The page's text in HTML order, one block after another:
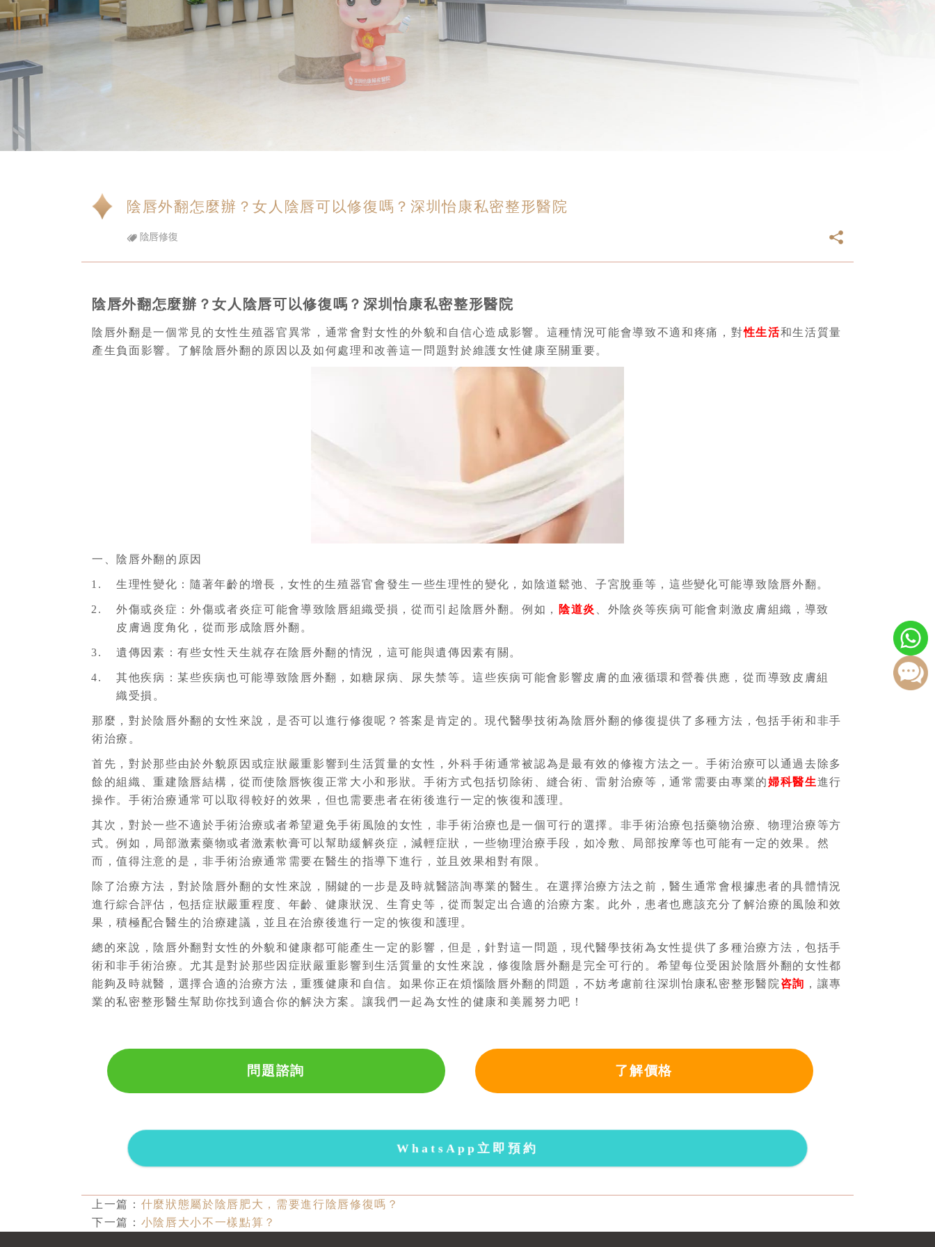
陰唇外翻怎麼辦？女人陰唇可以修復嗎？深圳怡康私密整形醫院
陰唇修復
陰唇外翻怎麼辦？女人陰唇可以修復嗎？深圳怡康私密整形醫院
陰唇外翻是一個常見的女性生殖器官異常，通常會對女性的外貌和自信心造成影響。這種情況可能會導致不適和疼痛，對性生活和生活質量
產生負面影響。了解陰唇外翻的原因以及如何處理和改善這一問題對於維護女性健康至關重要。
一、陰唇外翻的原因
生理性變化：隨著年齡的增長，女性的生殖器官會發生一些生理性的變化，如陰道鬆弛、子宮脫垂等，這些變化可能導致陰唇外翻。
外傷或炎症：外傷或者炎症可能會導致陰唇組織受損，從而引起陰唇外翻。例如， 陰道炎 、外陰炎等疾病可能會刺激皮膚組織，導致
皮膚過度角化，從而形成陰唇外翻。
遺傳因素：有些女性天生就存在陰唇外翻的情況，這可能與遺傳因素有關。
其他疾病：某些疾病也可能導致陰唇外翻，如糖尿病、尿失禁等。這些疾病可能會影響皮膚的血液循環和營養供應，從而導致皮膚組
織受損。
那麼，對於陰唇外翻的女性來說，是否可以進行修復呢？答案是肯定的。現代醫學技術為陰唇外翻的修復提供了多種方法，包括手術和非手
術治療。
首先，對於那些由於外貌原因或症狀嚴重影響到生活質量的女性，外科手術通常被認為是最有效的修複方法之一。手術治療可以通過去除多
餘的組織、重建陰唇結構，從而使陰唇恢復正常大小和形狀。手術方式包括切除術、縫合術、雷射治療等，通常需要由專業的婦科醫生進行
操作。手術治療通常可以取得較好的效果，但也需要患者在術後進行一定的恢復和護理。
其次，對於一些不適於手術治療或者希望避免手術風險的女性，非手術治療也是一個可行的選擇。非手術治療包括藥物治療、物理治療等方
式。例如，局部激素藥物或者激素軟膏可以幫助緩解炎症，減輕症狀，一些物理治療手段，如冷敷、局部按摩等也可能有一定的效果。然
而，值得注意的是，非手術治療通常需要在醫生的指導下進行，並且效果相對有限。
除了治療方法，對於陰唇外翻的女性來說，關鍵的一步是及時就醫諮詢專業的醫生。在選擇治療方法之前，醫生通常會根據患者的具體情況
進行綜合評估，包括症狀嚴重程度、年齡、健康狀況、生育史等，從而製定出合適的治療方案。此外，患者也應該充分了解治療的風險和效
果，積極配合醫生的治療建議，並且在治療後進行一定的恢復和護理。
總的來說，陰唇外翻對女性的外貌和健康都可能產生一定的影響，但是，針對這一問題，現代醫學技術為女性提供了多種治療方法，包括手
術和非手術治療。尤其是對於那些因症狀嚴重影響到生活質量的女性來說，修復陰唇外翻是完全可行的。希望每位受困於陰唇外翻的女性都
能夠及時就醫，選擇合適的治療方法，重獲健康和自信。如果你正在煩惱陰唇外翻的問題，不妨考慮前往深圳怡康私密整形醫院咨詢 ，讓專
業的私密整形醫生幫助你找到適合你的解決方案。讓我們一起為女性的健康和美麗努力吧！
問題諮詢 了解價格
WhatsApp立即預約
上一篇： 什麼狀態屬於陰唇肥大，需要進行陰唇修復嗎？
下一篇： 小陰唇大小不一樣點算？